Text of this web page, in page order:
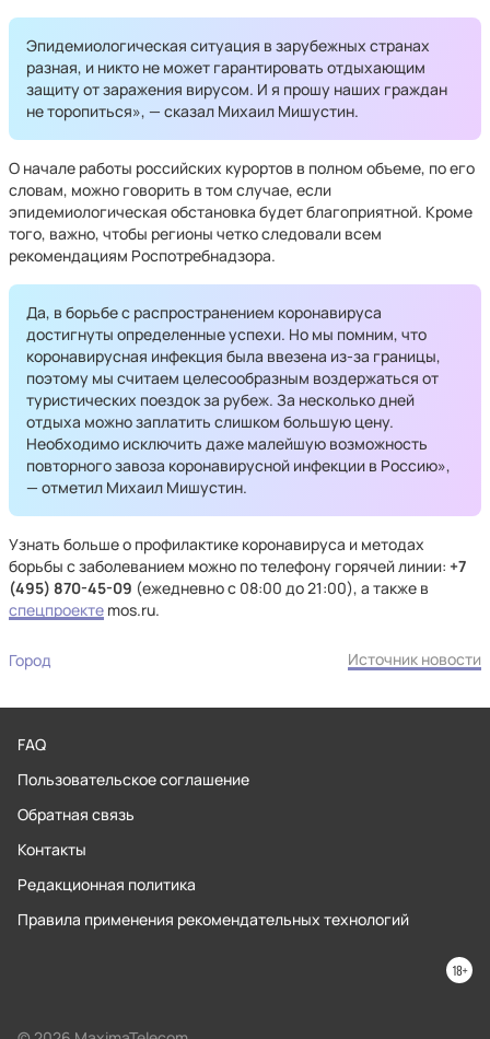
Эпидемиологическая ситуация в зарубежных странах
разная, и никто не может гарантировать отдыхающим
защиту от заражения вирусом. И я прошу наших граждан
не торопиться», — сказал Михаил Мишустин.
О начале работы российских курортов в полном объеме, по его
словам, можно говорить в том случае, если
эпидемиологическая обстановка будет благоприятной. Кроме
того, важно, чтобы регионы четко следовали всем
рекомендациям Роспотребнадзора.
Да, в борьбе с распространением коронавируса
достигнуты определенные успехи. Но мы помним, что
коронавирусная инфекция была ввезена из-за границы,
поэтому мы считаем целесообразным воздержаться от
туристических поездок за рубеж. За несколько дней
отдыха можно заплатить слишком большую цену.
Необходимо исключить даже малейшую возможность
повторного завоза коронавирусной инфекции в Россию»,
— отметил Михаил Мишустин.
Узнать больше о профилактике коронавируса и методах
борьбы с заболеванием можно по телефону горячей линии: +7
(495) 870-45-09 (ежедневно с 08:00 до 21:00), а также в
спецпроекте mos.ru.
Город Источник новости
FAQ
Пользовательское соглашение
Обратная связь
Контакты
Редакционная политика
Правила применения рекомендательных технологий